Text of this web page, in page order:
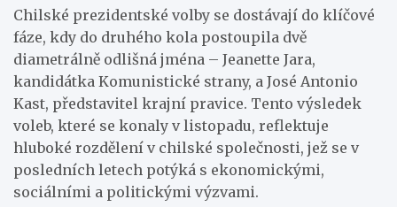
Chilské prezidentské volby se dostávají do klíčové
fáze, kdy do druhého kola postoupila dvě
diametrálně odlišná jména – Jeanette Jara,
kandidátka Komunistické strany, a José Antonio
Kast, představitel krajní pravice. Tento výsledek
voleb, které se konaly v listopadu, reflektuje
hluboké rozdělení v chilské společnosti, jež se v
posledních letech potýká s ekonomickými,
sociálními a politickými výzvami.